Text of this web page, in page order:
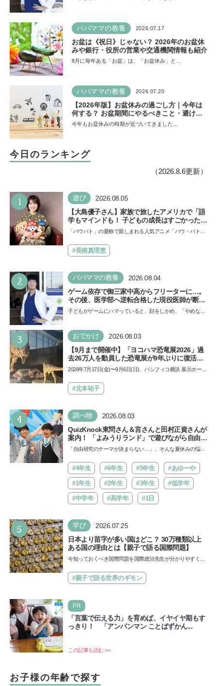
パパママの教養 2026.07.17
お盆は《祝日》じゃない？ 2026年のお盆休
みや銀行・役所の営業や交通機関情報も紹介
8月に毎年ある「お盆」は、「お盆休み」と…
パパママの教養 2026.07.20
【2026年版】お盆休みの過ごし方｜今年は
何する？ お盆期間にやるべきこと・避ける
ことは
今年もお盆休みの時期が近づいてきました…
今日のランキング
（2026.8.6更新）
1 遊び 2026.08.05
【大島優子さん】家族で旅したアメリカで「語
学もマインドも！ 子どもの成長はすごかった」
声優をつとめた映画『パウ・パトロール ザ・ダ
できると子どもに知ってほしい
「パウパト」の愛称で親しまれる人気アニメ「パウ・パトロ
ザ…
#長南真理恵
2 パパママの教養 2026.08.04
ゲーム依存で御三家中高からフリーターに…。
その後、医学部へ逆転合格した現役医師が断言
「ゲームの経験が受験勉強に役立った」そう考
子どもがゲームにハマっていると、顔をしかめ、「やめなさ
い…
3 おでかけ 2026.08.03
【9月まで開催中】「ヨコハマ恐竜展2026」過
去26万人を動員した恐竜展が9年ぶりに復活！
夏休みのおでかけで楽しむポイントを完全ガイ
2026年7月17日(金)〜9月6日(日)、パシフィコ横浜 展示ホール
催…
#北本祐子
4 調べ物 2026.08.03
QuizKnock東問さん＆言さんと田村正資さんが
案内！ 「よみうりランド」で遊びながら自由研
究が進む期間限定イベントが開催
「自由研究のテーマが決まらない…」。そんな夏休みの悩み
バ!!…
#4年生 #6年生 #5年生 #あゆーや
#1年生 #2年生 #3年生 #低学年
#中学年 #高学年 #1日
5 学び 2026.07.25
日本より苗字が多い国はどこ？ 30万種類以上
ある国の理由とは【親子で語る国際問題】
今知っておくべき国際問題を国際政治先生が分かりやすく解
類…
#親子で語る世界のギモン
PR
「言葉で伝える力」を育めば、イヤイヤ期もす
っきり！ 「アンパンマン ことばずかん...
この記事も読む >>
お子様の年齢で探す